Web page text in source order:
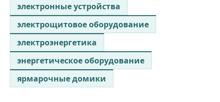
электронные устройства
электрощитовое оборудование
электроэнергетика
энергетическое оборудование
ярмарочные домики